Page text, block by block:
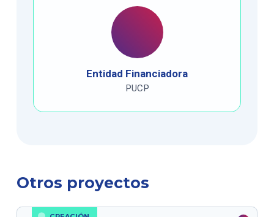
Entidad Financiadora
PUCP
Otros proyectos